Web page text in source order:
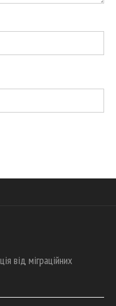
від міграційних